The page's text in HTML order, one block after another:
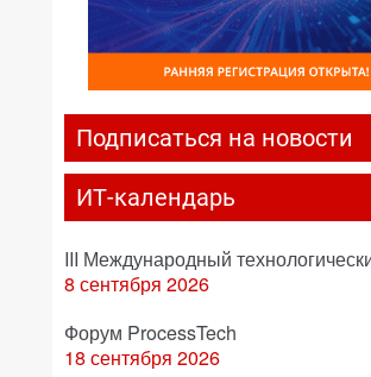
Подписаться на новости
ИТ-календарь
III Международный
8 сентября 2026
Форум ProcessTech
18 сентября 2026